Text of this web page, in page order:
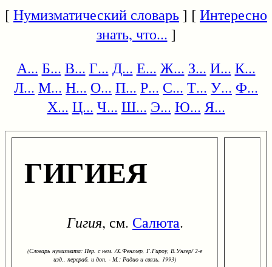
[Нумизматический словарь] [Интересно
знать, что... ]
А... Б... В... Г... Д... Е... Ж... З... И... К...
Л... М... Н... О... П... Р... С... Т... У... Ф...
Х... Ц... Ч... Ш... Э... Ю... Я...
ГИГИЕЯ
Гигия, см. Салюта.
(Словарь нумизмата: Пер. с нем. /Х.Фенглер, Г.Гироу, В.Унгер/ 2-е
изд., перераб. и доп. - М.: Радио и связь, 1993)